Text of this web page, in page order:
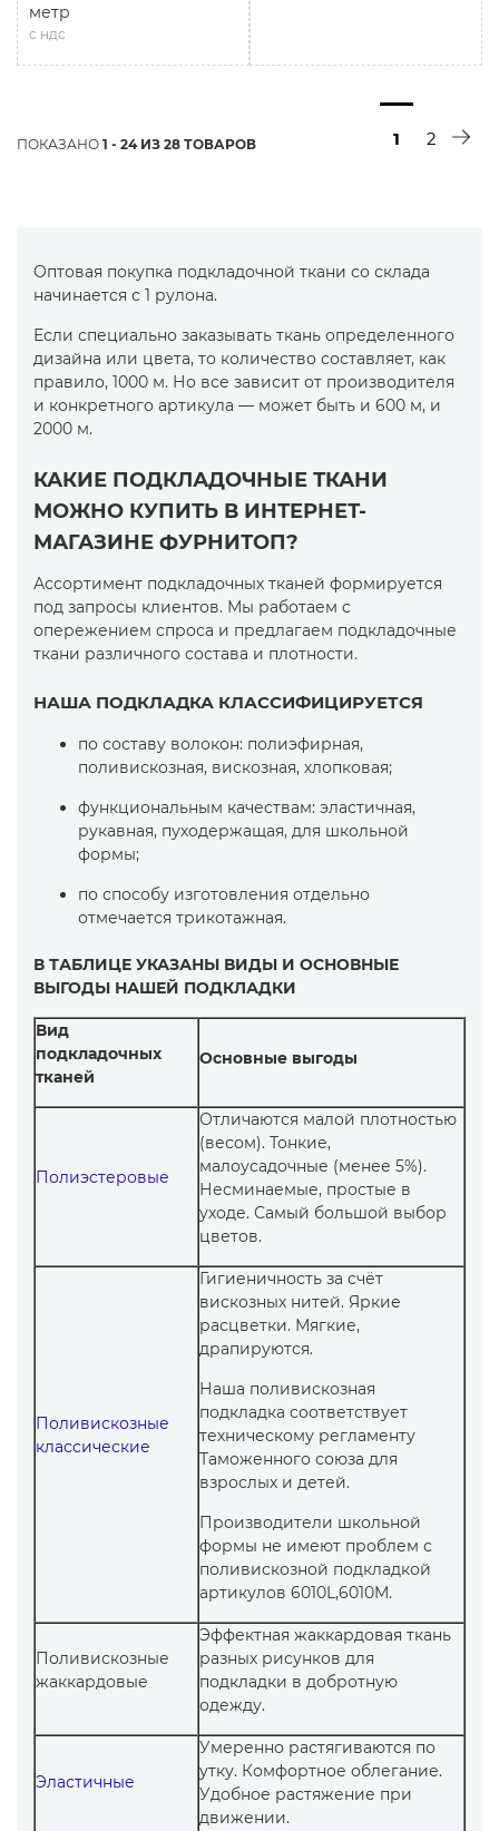
с ндс
метр
ПОКАЗАНО 1 - 24 ИЗ 28 ТОВАРОВ 1 2
Оптовая покупка подкладочной ткани со склада
начинается с 1 рулона.
Если специально заказывать ткань определенного
дизайна или цвета, то количество составляет, как
правило, 1000 м. Но все зависит от производителя
и конкретного артикула — может быть и 600 м, и
2000 м.
КАКИЕ ПОДКЛАДОЧНЫЕ ТКАНИ
МОЖНО КУПИТЬ В ИНТЕРНЕТ-
МАГАЗИНЕ ФУРНИТОП?
Ассортимент подкладочных тканей формируется
под запросы клиентов. Мы работаем с
опережением спроса и предлагаем подкладочные
ткани различного состава и плотности.
НАША ПОДКЛАДКА КЛАССИФИЦИРУЕТСЯ
по составу волокон: полиэфирная,
поливискозная, вискозная, хлопковая;
функциональным качествам: эластичная,
рукавная, пуходержащая, для школьной
формы;
по способу изготовления отдельно
отмечается трикотажная.
В ТАБЛИЦЕ УКАЗАНЫ ВИДЫ И ОСНОВНЫЕ
ВЫГОДЫ НАШЕЙ ПОДКЛАДКИ
Вид
подкладочных
тканей
Основные выгоды
Полиэстеровые
Отличаются малой плотностью
(весом). Тонкие,
малоусадочные (менее 5%).
Несминаемые, простые в
уходе. Самый большой выбор
цветов.
Поливискозные
классические
Гигиеничность за счёт
вискозных нитей. Яркие
расцветки. Мягкие,
драпируются.
Наша поливискозная
подкладка соответствует
техническому регламенту
Таможенного союза для
взрослых и детей.
Производители школьной
формы не имеют проблем с
поливискозной подкладкой
артикулов 6010L,6010M.
Поливискозные
жаккардовые
Эффектная жаккардовая ткань
разных рисунков для
подкладки в добротную
одежду.
Эластичные
Умеренно растягиваются по
утку. Комфортное облегание.
Удобное растяжение при
движении.